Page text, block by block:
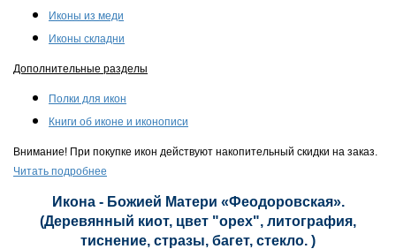
Иконы из меди
Иконы складни
Дополнительные разделы
Полки для икон
Книги об иконе и иконописи
Внимание! При покупке икон действуют накопительный скидки на заказ.
Читать подробнее
Икона - Божией Матери «Феодоровская».
(Деревянный киот, цвет "орех", литография,
тиснение, стразы, багет, стекло. )